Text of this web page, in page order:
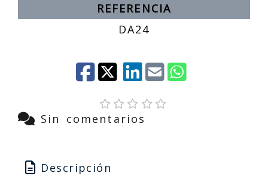
REFERENCIA
DA24
Sin comentarios
Descripción